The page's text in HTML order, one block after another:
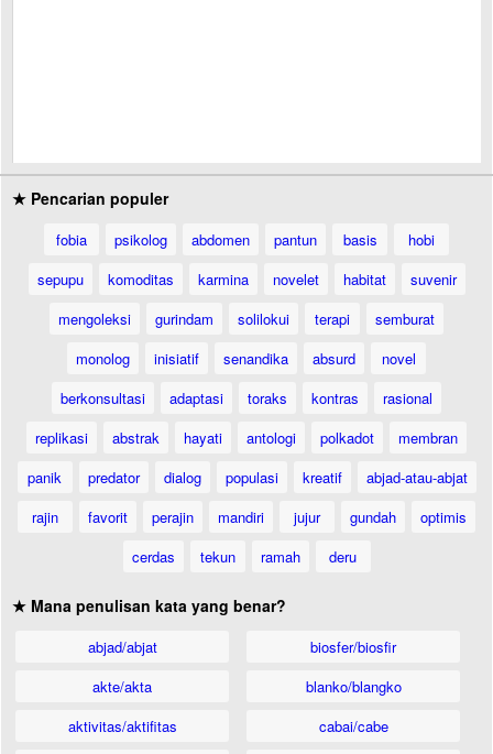
★ Pencarian populer
fobia psikolog abdomen pantun basis
hobi
sepupu
komoditas karmina novelet habitat
suvenir
mengoleksi
gurindam solilokui terapi
semburat
monolog
inisiatif senandika absurd
novel
berkonsultasi
adaptasi toraks kontras
rasional
replikasi
abstrak hayati antologi polkadot
membran
panik
predator dialog populasi kreatif
abjad-atau-abjat
rajin
favorit perajin mandiri jujur gundah
optimis
cerdas
tekun ramah deru
★ Mana penulisan kata yang benar?
abjad/abjat
akte/akta
aktivitas/aktifitas
biosfer/biosfir
blanko/blangko
cabai/cabe